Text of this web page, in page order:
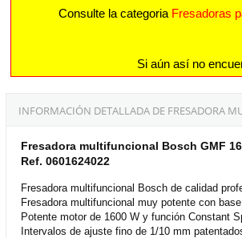
Consulte la categoria Fresadoras
Si aún así no
INFORMACIÓN DETALLADA DE FRESADORA
Fresadora multifuncional Bosch GMF
Ref. 0601624022
Fresadora multifuncional Bosch de calidad
Fresadora multifuncional muy potente con
Potente motor de 1600 W y función Constant
Intervalos de ajuste fino de 1/10 mm